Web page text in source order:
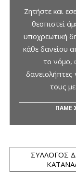
Ζητήστε και
θεσπιστεί
υποχρεωτική
κάθε δανείου
το νόμο,
τους
ΠΑΜΕ
ΣΎΛΛΟΓΟΣ